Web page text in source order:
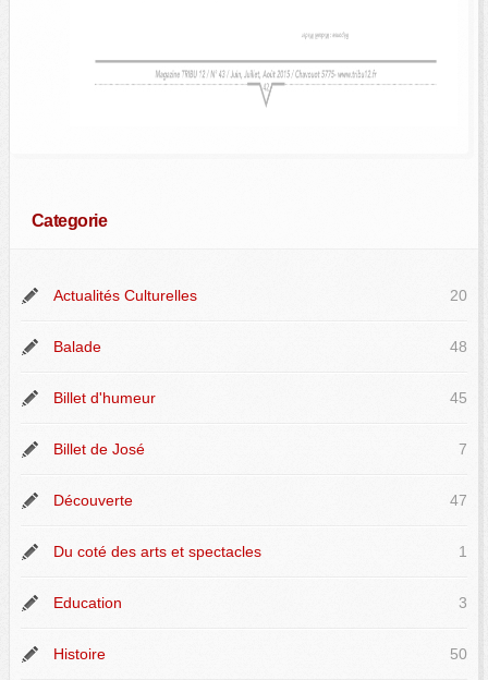
Categorie
Actualités Culturelles 20
Balade 48
Billet d'humeur 45
Billet de José 7
Découverte 47
Du coté des arts et spectacles 1
Education 3
Histoire 50